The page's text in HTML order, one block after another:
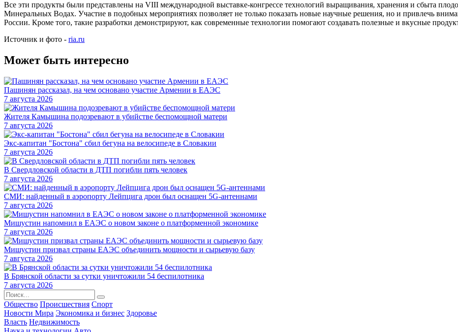
Все эти продукты были представлены на VIII международной выставке-конгрессе технологий выращивания, хранения и сбыта
Минеральных Водах. Участие в подобных мероприятиях позволяет не только показать новые научные решения, но и привлечь
России. Кроме того, такие разработки демонстрируют, как современные технологии помогают создавать полезные и вкусные
Источник и фото - ria.ru
Может быть интересно
Пашинян рассказал, на чем основано участие Армении в ЕАЭС
7 августа 2026
Жителя Камышина подозревают в убийстве беспомощной матери
7 августа 2026
Экс-капитан "Бостона" сбил бегуна на велосипеде в Словакии
7 августа 2026
В Свердловской области в ДТП погибли пять человек
7 августа 2026
СМИ: найденный в аэропорту Лейпцига дрон был оснащен 5G-антеннами
7 августа 2026
Мишустин напомнил в ЕАЭС о новом законе о платформенной экономике
7 августа 2026
Мишустин призвал страны ЕАЭС объединить мощности и сырьевую базу
7 августа 2026
В Брянской области за сутки уничтожили 54 беспилотника
7 августа 2026
Общество Происшествия Спорт
Новости Мира Экономика и бизнес Здоровье
Власть Недвижимость